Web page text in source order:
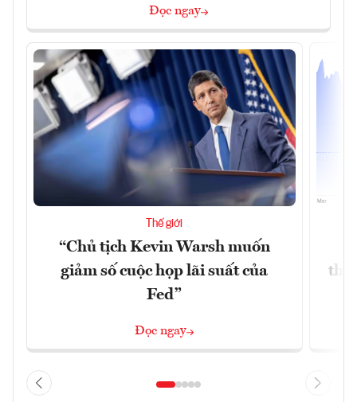
Đọc ngay
Thế giới
“Chủ tịch Kevin Warsh muốn
giảm số cuộc họp lãi suất của
Fed”
Đọc ngay